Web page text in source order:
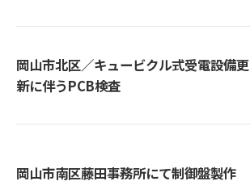
岡山市北区／キュービクル式受電設備更
新に伴うPCB検査
岡山市南区藤田事務所にて制御盤製作